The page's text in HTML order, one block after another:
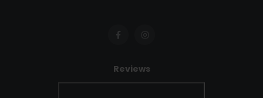
Reviews